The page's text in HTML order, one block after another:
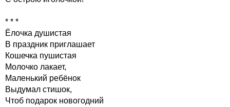
* * *
Ёлочка душистая
В праздник приглашает
Кошечка пушистая
Молочко лакает,
Маленький ребёнок
Выдумал стишок,
Чтоб подарок новогодний